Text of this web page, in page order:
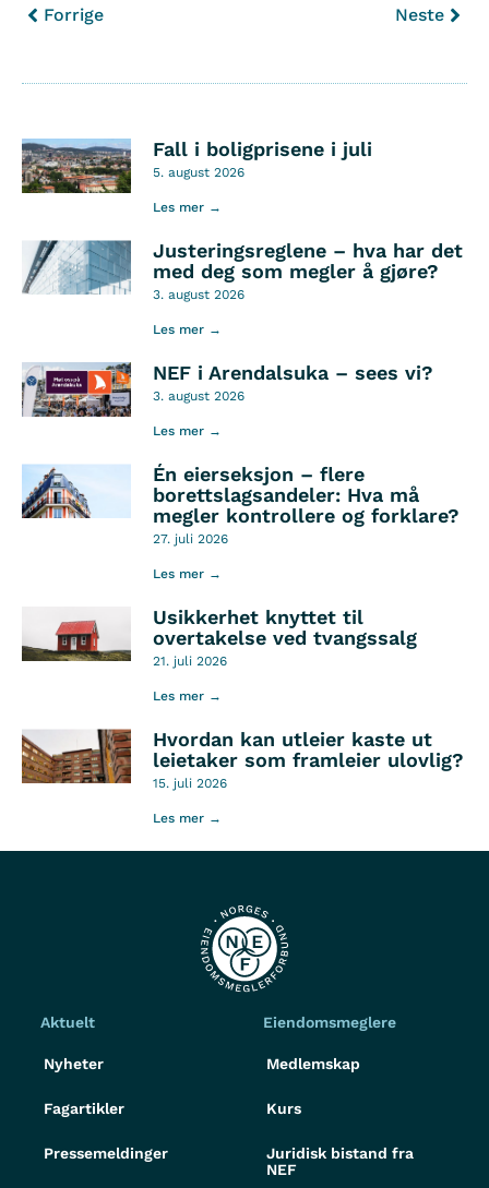
Forrige Neste
Fall i boligprisene i juli
5. august 2026
Les mer →
Justeringsreglene – hva har det
med deg som megler å gjøre?
3. august 2026
Les mer →
NEF i Arendalsuka – sees vi?
3. august 2026
Les mer →
Én eierseksjon – flere
borettslagsandeler: Hva må
megler kontrollere og forklare?
27. juli 2026
Les mer →
Usikkerhet knyttet til
overtakelse ved tvangssalg
21. juli 2026
Les mer →
Hvordan kan utleier kaste ut
leietaker som framleier ulovlig?
15. juli 2026
Les mer →
Aktuelt
Nyheter
Fagartikler
Pressemeldinger
Eiendomsmeglere
Medlemskap
Kurs
Juridisk bistand fra
NEF